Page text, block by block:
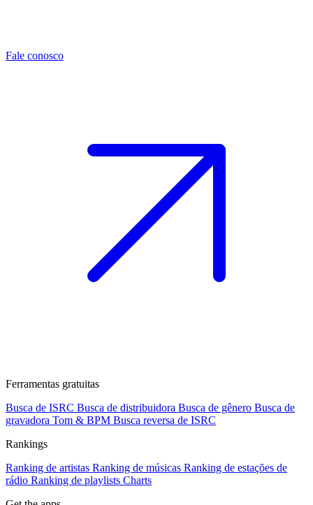
Fale conosco
Ferramentas gratuitas
Busca de ISRC Busca de distribuidora Busca de gênero Busca de
gravadora Tom & BPM Busca reversa de ISRC
Rankings
Ranking de artistas Ranking de músicas Ranking de estações de
rádio Ranking de playlists Charts